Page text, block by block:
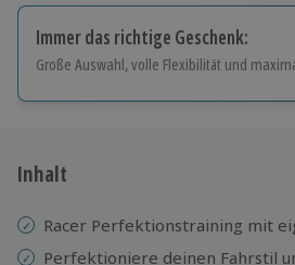
Immer das richtige Geschenk:
Große Auswahl, volle Flexibilität und
Jeder Gutschein für alle Erlebnisse
Inhalt
Racer Perfektionstraining mit
Perfektioniere deinen Fahrstil